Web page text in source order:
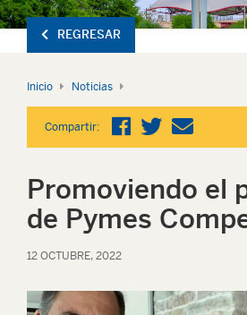
REGRESAR
Inicio Noticias
Compartir:
Promoviendo el
de Pymes
12 OCTUBRE, 2022